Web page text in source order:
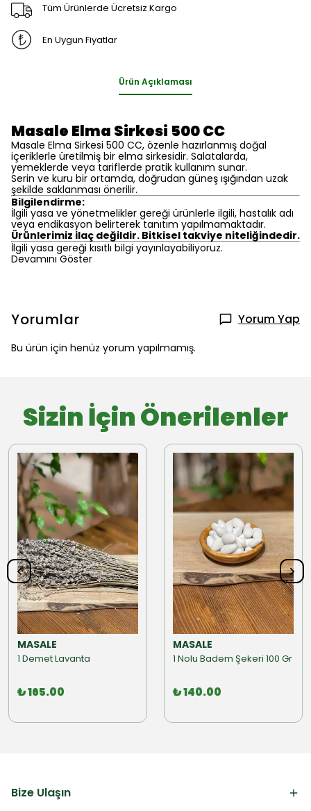
Tüm Ürünlerde Ücretsiz Kargo
En Uygun Fiyatlar
Ürün Açıklaması
Masale Elma Sirkesi 500 CC
Masale Elma Sirkesi 500 CC, özenle hazırlanmış doğal
içeriklerle üretilmiş bir elma sirkesidir. Salatalarda,
yemeklerde veya tariflerde pratik kullanım sunar.
Serin ve kuru bir ortamda, doğrudan güneş ışığından uzak
şekilde saklanması önerilir.
Bilgilendirme:
İlgili yasa ve yönetmelikler gereği ürünlerle ilgili, hastalık adı
veya endikasyon belirterek tanıtım yapılmamaktadır.
Ürünlerimiz ilaç değildir. Bitkisel takviye niteliğindedir.
İlgili yasa gereği kısıtlı bilgi yayınlayabiliyoruz.
Devamını Göster
Yorumlar Yorum Yap
Bu ürün için henüz yorum yapılmamış.
Sizin İçin Önerilenler
MASALE
1 Demet Lavanta
₺ 165.00
MASALE
1 Nolu Badem Şekeri 100 Gr
₺ 140.00
Bize Ulaşın